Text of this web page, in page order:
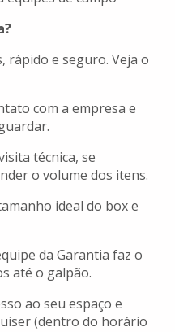
rápido e seguro. Veja o
com a empresa e
técnica, se
o volume dos itens.
ideal do box e
da Garantia faz o
até o galpão.
ao seu espaço e
(dentro do horário